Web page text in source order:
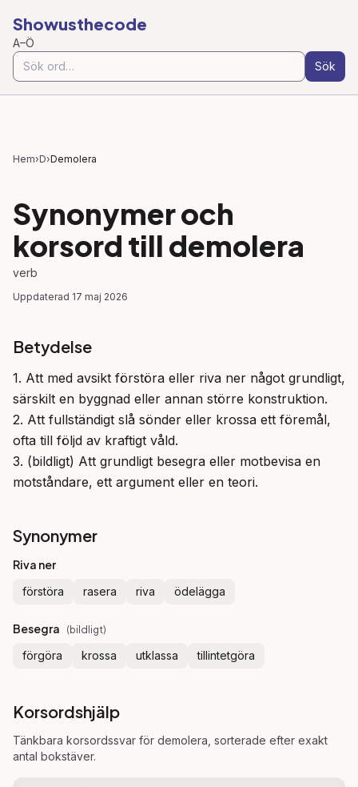
Showusthecode
A–Ö
Sök
Hem›D›Demolera
Synonymer och
korsord till demolera
verb
Uppdaterad 17 maj 2026
Betydelse
1. Att med avsikt förstöra eller riva ner något grundligt,
särskilt en byggnad eller annan större konstruktion.
2. Att fullständigt slå sönder eller krossa ett föremål,
ofta till följd av kraftigt våld.
3. (bildligt) Att grundligt besegra eller motbevisa en
motståndare, ett argument eller en teori.
Synonymer
Riva ner
förstöra rasera riva ödelägga
Besegra (bildligt)
förgöra krossa utklassa tillintetgöra
Korsordshjälp
Tänkbara korsordssvar för demolera , sorterade efter exakt
antal bokstäver.